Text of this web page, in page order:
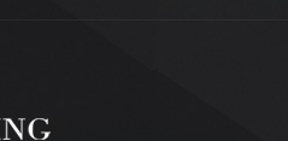
MAIS